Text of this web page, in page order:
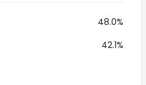
48.0%
42.1%